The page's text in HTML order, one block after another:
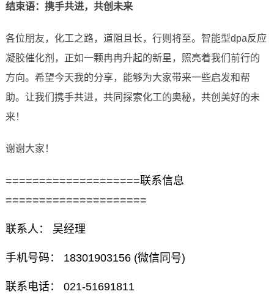
结束语：携手共进，共创未来
各位朋友，化工之路，道阻且长，行则将至。智能型dpa反应
凝胶催化剂，正如一颗冉冉升起的新星，照亮着我们前行的
方向。希望今天我的分享，能够为大家带来一些启发和帮
助。让我们携手共进，共同探索化工的奥秘，共创美好的未
来！
谢谢大家！
====================联系信息
=====================
联系人： 吴经理
手机号码： 18301903156 (微信同号)
联系电话： 021-51691811